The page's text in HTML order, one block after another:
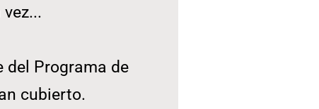
del Programa de
cubierto.